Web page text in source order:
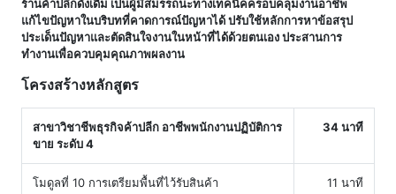
ร้านค้าปลีกดั้งเดิม เป็นผู้มีสมรรถนะทางเทคนิคครอบคลุมงานอาชีพ
แก้ไขปัญหาในบริบทที่คาดการณ์ปัญหาได้ ปรับใช้หลักการหาข้อสรุป
ประเด็นปัญหาและตัดสินใจงานในหน้าที่ได้ด้วยตนเอง ประสานการ
ทำงานเพื่อควบคุมคุณภาพผลงาน
โครงสร้างหลักสูตร
สาขาวิชาชีพธุรกิจค้าปลีก อาชีพพนักงานปฏิบัติการ
ขาย ระดับ 4
34 นาที
โมดูลที่ 10 การเตรียมพื้นที่ไว้รับสินค้า 11 นาที